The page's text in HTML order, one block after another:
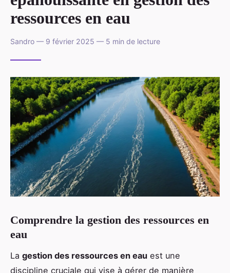
ressources en eau
Sandro — 9 février 2025 — 5 min de lecture
Comprendre la gestion des ressources en
eau
La gestion des ressources en eau est une
discipline cruciale qui vise à gérer de manière